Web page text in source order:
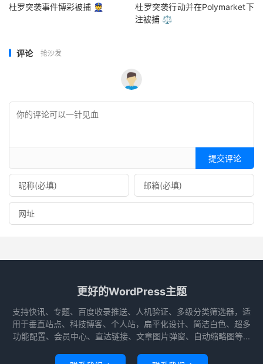
杜罗突袭事件博彩被捕 👮
杜罗突袭行动并在Polymarket下
注被捕 ⚖️
评论 抢沙发
提交评论
更好的WordPress主题
支持快讯、专题、百度收录推送、人机验证、多级分类筛选器，适
用于垂直站点、科技博客、个人站，扁平化设计、简洁白色、超多
功能配置、会员中心、直达链接、文章图片弹窗、自动缩略图等...